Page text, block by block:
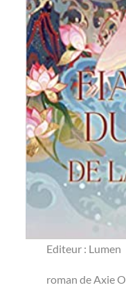
Editeur : Lumen
roman de Axie